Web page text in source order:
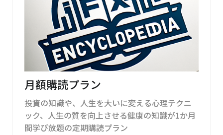
月額購読プラン
投資の知識や、人生を大いに変える心理テクニ
ック、人生の質を向上させる健康の知識が1か月
間学び放題の定期購読プラン